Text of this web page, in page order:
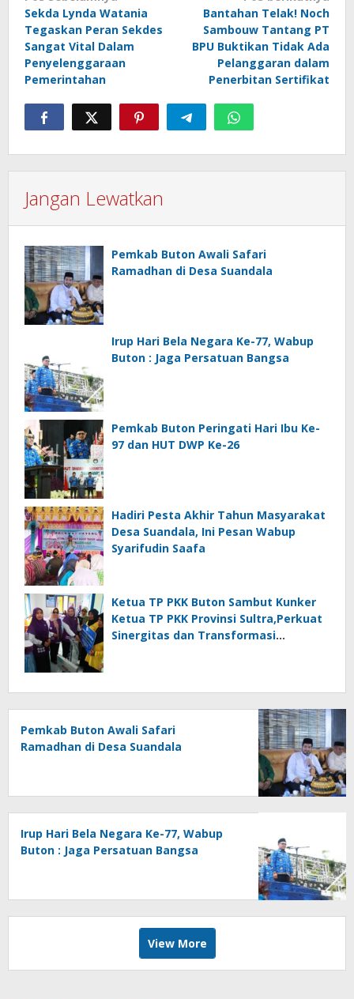
pos
Sekda Lynda Watania
Tegaskan Peran Sekdes
Sangat Vital Dalam
Penyelenggaraan
Pemerintahan
Bantahan Telak! Noch
Sambouw Tantang PT
BPU Buktikan Tidak Ada
Pelanggaran dalam
Penerbitan Sertifikat
Jangan Lewatkan
Pemkab Buton Awali Safari
Ramadhan di Desa Suandala
Irup Hari Bela Negara Ke-77, Wabup
Buton : Jaga Persatuan Bangsa
Pemkab Buton Peringati Hari Ibu Ke-
97 dan HUT DWP Ke-26
Hadiri Pesta Akhir Tahun Masyarakat
Desa Suandala, Ini Pesan Wabup
Syarifudin Saafa
Ketua TP PKK Buton Sambut Kunker
Ketua TP PKK Provinsi Sultra,Perkuat
Sinergitas dan Transformasi
Pemkab Buton Awali Safari
Ramadhan di Desa Suandala
Irup Hari Bela Negara Ke-77, Wabup
Buton : Jaga Persatuan Bangsa
View More